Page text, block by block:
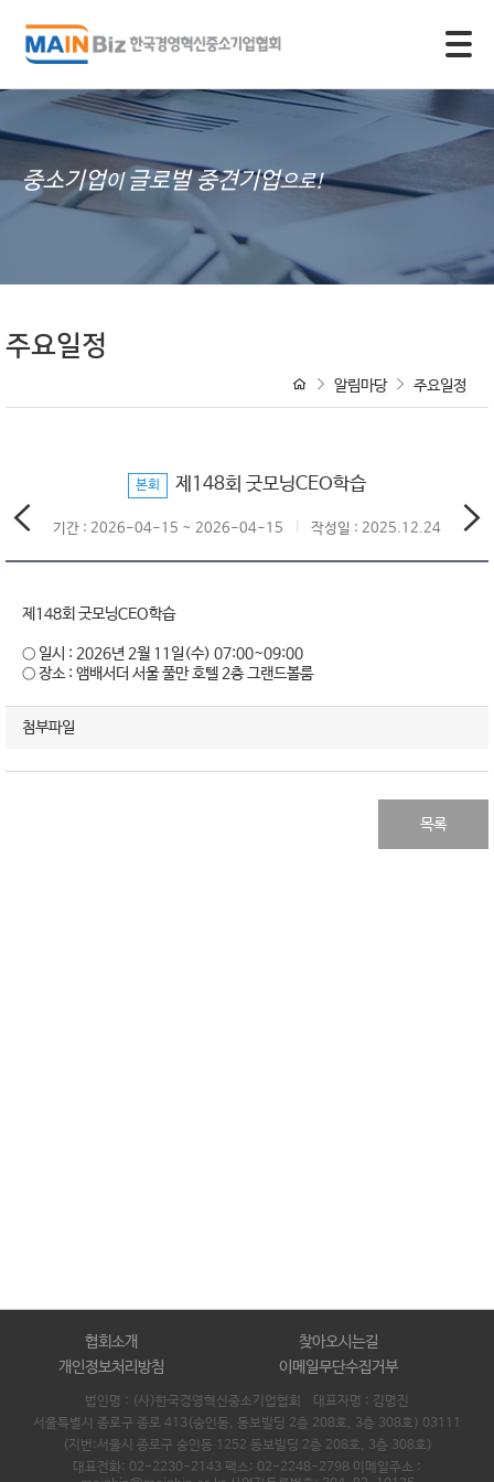
중소기업이 글로벌 중견기업으로!
주요일정
알림마당 주요일정
본회 제148회 굿모닝CEO학습
기간 : 2026-04-15 ~ 2026-04-15 작성일 : 2025.12.24
제148회 굿모닝CEO학습
○ 일시 : 2026년 2월 11일(수) 07:00~09:00
○ 장소 : 앰배서더 서울 풀만 호텔 2층 그랜드볼룸
첨부파일
목록
협회소개
찾아오시는길
개인정보처리방침
이메일무단수집거부
법인명 : (사)한국경영혁신중소기업협회 대표자명 : 김명진
서울특별시 종로구 종로 413(숭인동, 동보빌딩 2층 208호, 3층 308호) 03111
(지번:서울시 종로구 숭인동 1252 동보빌딩 2층 208호, 3층 308호)
대표전화: 02-2230-2143 팩스: 02-2248-2798 이메일주소 :